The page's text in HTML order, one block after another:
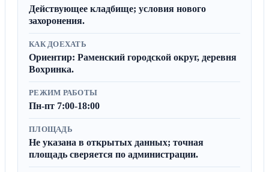
Действующее кладбище; условия нового
захоронения.
КАК ДОЕХАТЬ
Ориентир: Раменский городской округ, деревня
Вохринка.
РЕЖИМ РАБОТЫ
Пн-пт 7:00-18:00
ПЛОЩАДЬ
Не указана в открытых данных; точная
площадь сверяется по администрации.